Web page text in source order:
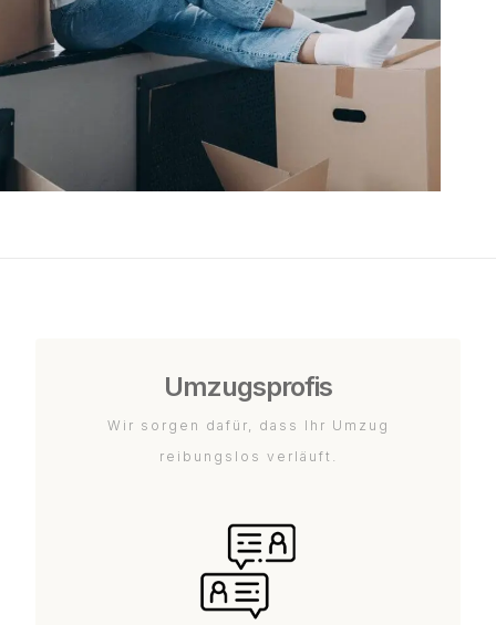
Umzugsprofis
Wir sorgen dafür, dass Ihr Umzug
reibungslos verläuft.